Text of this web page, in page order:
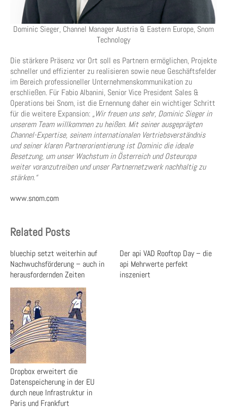
Dominic Sieger, Channel Manager Austria & Eastern Europe, Snom
Technology
Die stärkere Präsenz vor Ort soll es Partnern ermöglichen, Projekte
schneller und effizienter zu realisieren sowie neue Geschäftsfelder
im Bereich professioneller Unternehmenskommunikation zu
erschließen. Für Fabio Albanini, Senior Vice President Sales &
Operations bei Snom, ist die Ernennung daher ein wichtiger Schritt
für die weitere Expansion: „Wir freuen uns sehr, Dominic Sieger in
unserem Team willkommen zu heißen. Mit seiner ausgeprägten
Channel-Expertise, seinem internationalen Vertriebsverständnis
und seiner klaren Partnerorientierung ist Dominic die ideale
Besetzung, um unser Wachstum in Österreich und Osteuropa
weiter voranzutreiben und unser Partnernetzwerk nachhaltig zu
stärken.“
www.snom.com
Related Posts
bluechip setzt weiterhin auf
Nachwuchsförderung – auch in
herausfordernden Zeiten
Der api VAD Rooftop Day – die
api Mehrwerte perfekt
inszeniert
Dropbox erweitert die
Datenspeicherung in der EU
durch neue Infrastruktur in
Paris und Frankfurt